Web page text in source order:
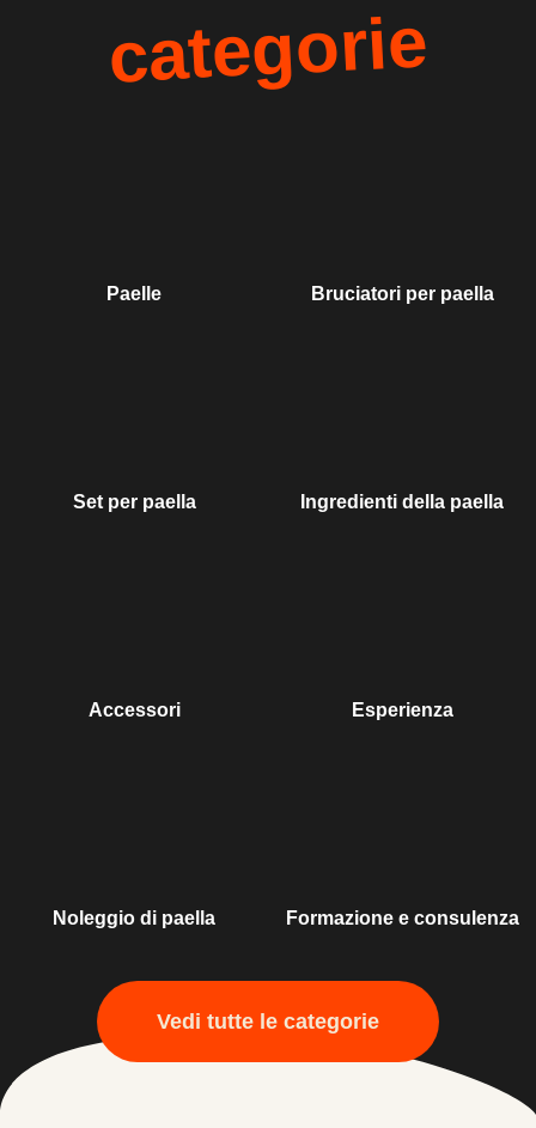
categorie
Paelle Bruciatori per paella
Set per paella Ingredienti della paella
Accessori Esperienza
Noleggio di paella Formazione e consulenza
Vedi tutte le categorie